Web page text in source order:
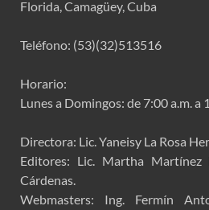
Florida, Camagüey, Cuba
Teléfono: (53)(32)513516
Horario:
Lunes a Domingos: de 7:00 a.m. a
Directora: Lic. Yaneisy La Rosa
Editores: Lic. Martha
Cárdenas.
Webmasters: Ing. Fermín